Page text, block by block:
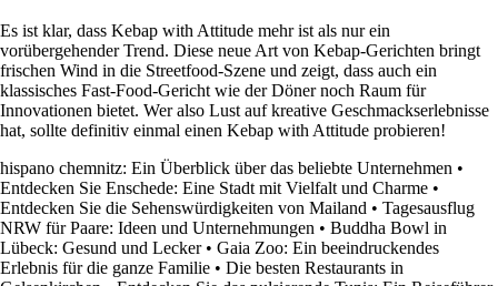
Es ist klar, dass Kebap with Attitude mehr ist als nur ein
vorübergehender Trend. Diese neue Art von Kebap-Gerichten bringt
frischen Wind in die Streetfood-Szene und zeigt, dass auch ein
klassisches Fast-Food-Gericht wie der Döner noch Raum für
Innovationen bietet. Wer also Lust auf kreative Geschmackserlebnisse
hat, sollte definitiv einmal einen Kebap with Attitude probieren!
hispano chemnitz: Ein Überblick über das beliebte Unternehmen •
Entdecken Sie Enschede: Eine Stadt mit Vielfalt und Charme •
Entdecken Sie die Sehenswürdigkeiten von Mailand • Tagesausflug
NRW für Paare: Ideen und Unternehmungen • Buddha Bowl in
Lübeck: Gesund und Lecker• Gaia Zoo: Ein beeindruckendes
Erlebnis für die ganze Familie • Die besten Restaurants in